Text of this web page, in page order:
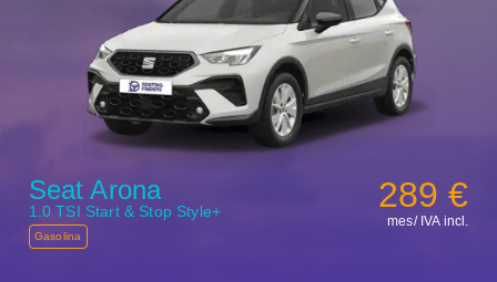
Seat Arona
1.0 TSI Start & Stop Style+
Gasolina
289 €
mes/ IVA incl.